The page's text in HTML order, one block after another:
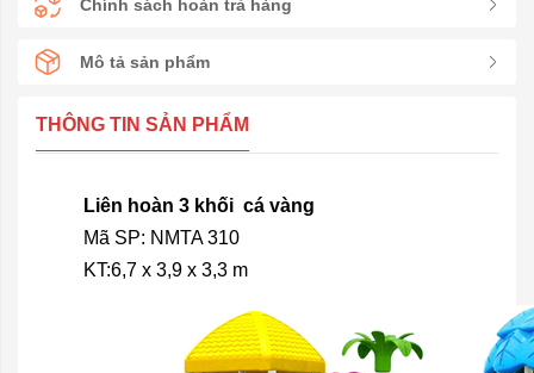
Chính sách hoàn trả hàng
Mô tả sản phẩm
THÔNG TIN SẢN PHẨM
Liên hoàn 3 khối cá vàng
Mã SP: NMTA 310
KT:6,7 x 3,9 x 3,3 m